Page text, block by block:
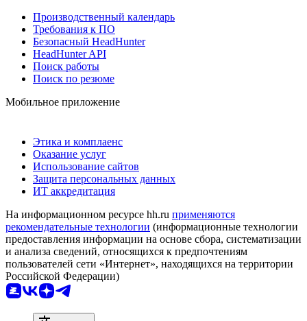
Производственный календарь
Требования к ПО
Безопасный HeadHunter
HeadHunter API
Поиск работы
Поиск по резюме
Мобильное приложение
Этика и комплаенс
Оказание услуг
Использование сайтов
Защита персональных данных
ИТ аккредитация
На информационном ресурсе hh.ru применяются
рекомендательные технологии (информационные технологии
предоставления информации на основе сбора, систематизации
и анализа сведений, относящихся к предпочтениям
пользователей сети «Интернет», находящихся на территории
Российской Федерации)